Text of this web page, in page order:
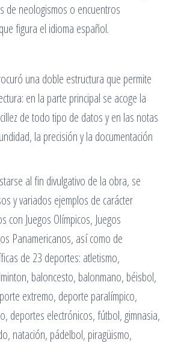
de neologismos o encuentros
figura el idioma español.
una doble estructura que permite
en la parte principal se acoge la
de todo tipo de datos y en las notas
la precisión y la documentación
al fin divulgativo de la obra, se
y variados ejemplos de carácter
con Juegos Olímpicos, Juegos
Panamericanos, así como de
de 23 deportes: atletismo,
baloncesto, balonmano, béisbol,
extremo, deporte paralímpico,
deportes electrónicos, fútbol, gimnasia,
natación, pádelbol, piragüismo,